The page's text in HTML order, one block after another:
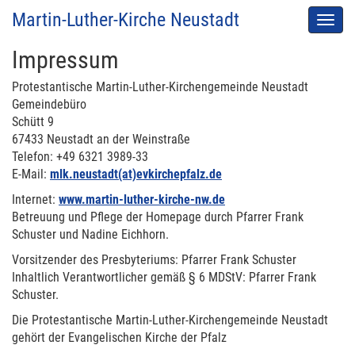
Martin-Luther-Kirche Neustadt
Impressum
Protestantische Martin-Luther-Kirchengemeinde Neustadt
Gemeindebüro
Schütt 9
67433 Neustadt an der Weinstraße
Telefon: +49 6321 3989-33
E-Mail: mlk.neustadt(at)evkirchepfalz.de
Internet: www.martin-luther-kirche-nw.de
Betreuung und Pflege der Homepage durch Pfarrer Frank
Schuster und Nadine Eichhorn.
Vorsitzender des Presbyteriums: Pfarrer Frank Schuster
Inhaltlich Verantwortlicher gemäß § 6 MDStV: Pfarrer Frank
Schuster.
Die Protestantische Martin-Luther-Kirchengemeinde Neustadt
gehört der Evangelischen Kirche der Pfalz